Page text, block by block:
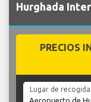
Hurghada
PRECIOS
Lugar de recogida